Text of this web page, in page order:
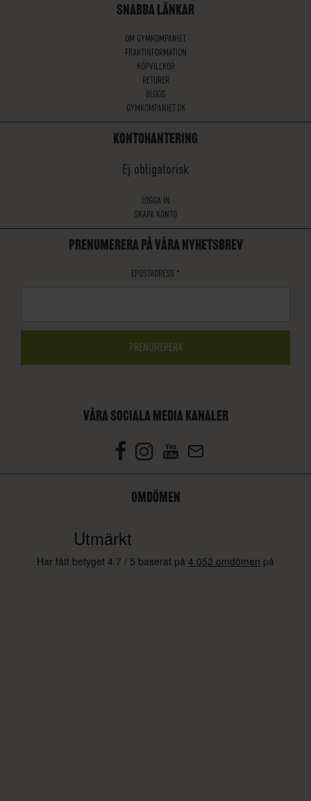
SNABBA LÄNKAR
OM GYMKOMPANIET
FRAKTINFORMATION
KÖPVILLKOR
RETURER
BLOGG
GYMKOMPANIET.DK
KONTOHANTERING
Ej obligatorisk
LOGGA IN
SKAPA KONTO
PRENUMERERA PÅ VÅRA NYHETSBREV
EPOSTADRESS *
VÅRA SOCIALA MEDIA KANALER
OMDÖMEN